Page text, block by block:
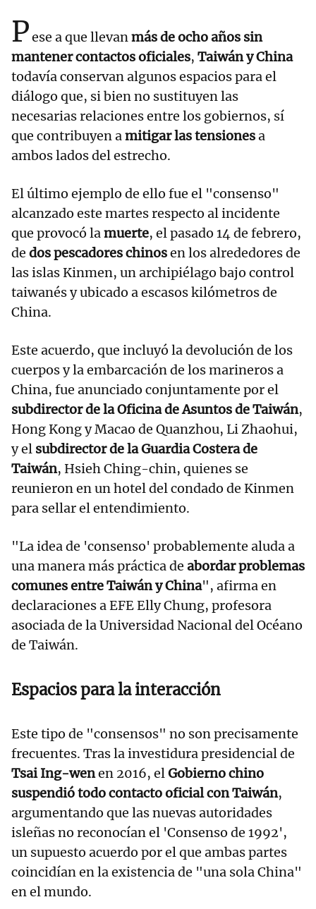
Pese a que llevanmás de ocho años sin
mantener contactos oficiales, Taiwán y China
todavía conservan algunos espacios para el
diálogo que, si bien no sustituyen las
necesarias relaciones entre los gobiernos, sí
que contribuyen amitigar las tensionesa
ambos lados del estrecho.
El último ejemplo de ello fue el "consenso"
alcanzado este martes respecto al incidente
que provocó lamuerte, el pasado 14 de febrero,
de dos pescadores chinosen los alrededores de
las islas Kinmen, un archipiélago bajo control
taiwanés y ubicado a escasos kilómetros de
China.
Este acuerdo, que incluyó la devolución de los
cuerpos y la embarcación de los marineros a
China, fue anunciado conjuntamente por el
subdirector de la Oficina de Asuntos de Taiwán,
Hong Kong y Macao de Quanzhou, Li Zhaohui,
y el subdirector de la Guardia Costera de
Taiwán, Hsieh Ching-chin, quienes se
reunieron en un hotel del condado de Kinmen
para sellar el entendimiento.
"La idea de 'consenso' probablemente aluda a
una manera más práctica de abordar problemas
comunes entre Taiwán y China", afirma en
declaraciones a EFE Elly Chung, profesora
asociada de la Universidad Nacional del Océano
de Taiwán.
Espacios para la interacción
Este tipo de "consensos" no son precisamente
frecuentes. Tras la investidura presidencial de
Tsai Ing-wenen 2016, elGobierno chino
suspendió todo contacto oficial con Taiwán,
argumentando que las nuevas autoridades
isleñas no reconocían el 'Consenso de 1992',
un supuesto acuerdo por el que ambas partes
coincidían en la existencia de "una sola China"
en el mundo.